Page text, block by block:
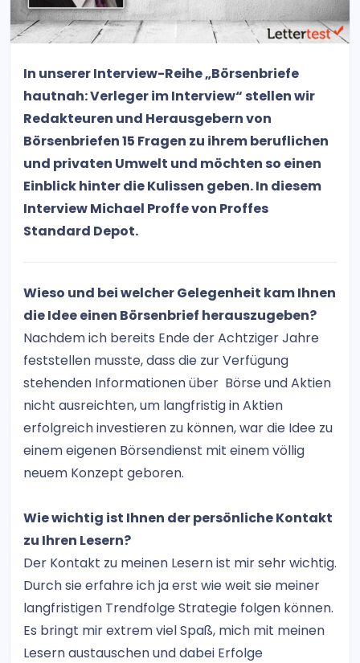
In unserer Interview-Reihe „Börsenbriefe
hautnah: Verleger im Interview“ stellen wir
Redakteuren und Herausgebern von
Börsenbriefen 15 Fragen zu ihrem beruflichen
und privaten Umwelt und möchten so einen
Einblick hinter die Kulissen geben. In diesem
Interview Michael Proffe von Proffes
Standard Depot.
Wieso und bei welcher Gelegenheit kam Ihnen
die Idee einen Börsenbrief herauszugeben?
Nachdem ich bereits Ende der Achtziger Jahre
feststellen musste, dass die zur Verfügung
stehenden Informationen über Börse und Aktien
nicht ausreichten, um langfristig in Aktien
erfolgreich investieren zu können, war die Idee zu
einem eigenen Börsendienst mit einem völlig
neuem Konzept geboren.
Wie wichtig ist Ihnen der persönliche Kontakt
zu Ihren Lesern?
Der Kontakt zu meinen Lesern ist mir sehr wichtig.
Durch sie erfahre ich ja erst wie weit sie meiner
langfristigen Trendfolge Strategie folgen können.
Es bringt mir extrem viel Spaß, mich mit meinen
Lesern austauschen und dabei Erfolge